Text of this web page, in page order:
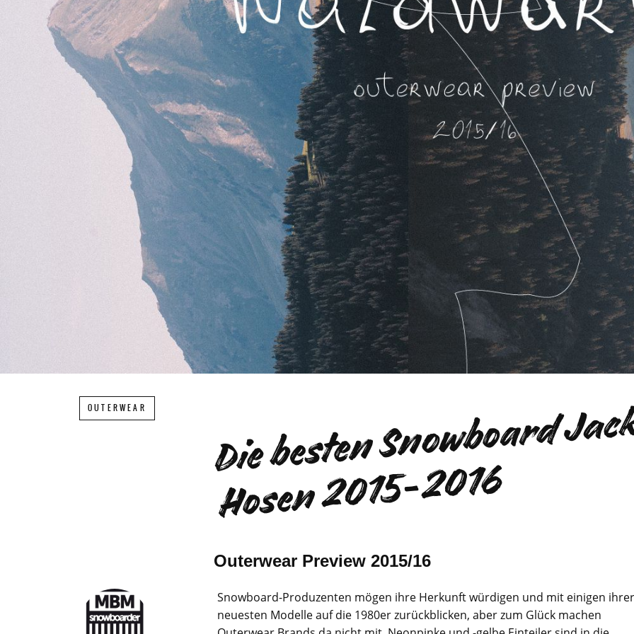
OUTERWEAR
6
Outerwear Preview 2015/16
Snowboard-Produzenten mögen ihre Herkunft würdigen und mit einigen ihrer
neuesten Modelle auf die 1980er zurückblicken, aber zum Glück machen